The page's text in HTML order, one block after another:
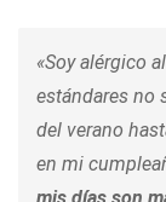
«Soy alérgico
estándares no
del verano
en mi